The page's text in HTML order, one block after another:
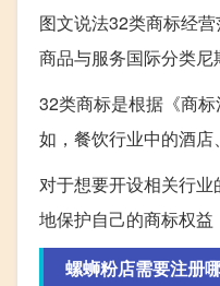
图文说法32类商标经
商品与服务国际分类尼
32类商标是根据《商
如，餐饮行业中的酒店
对于想要开设相关行
地保护自己的商标权益
螺蛳粉店需要注册